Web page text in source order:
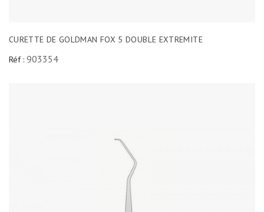
CURETTE DE GOLDMAN FOX 5 DOUBLE EXTREMITE
Réf : 903354